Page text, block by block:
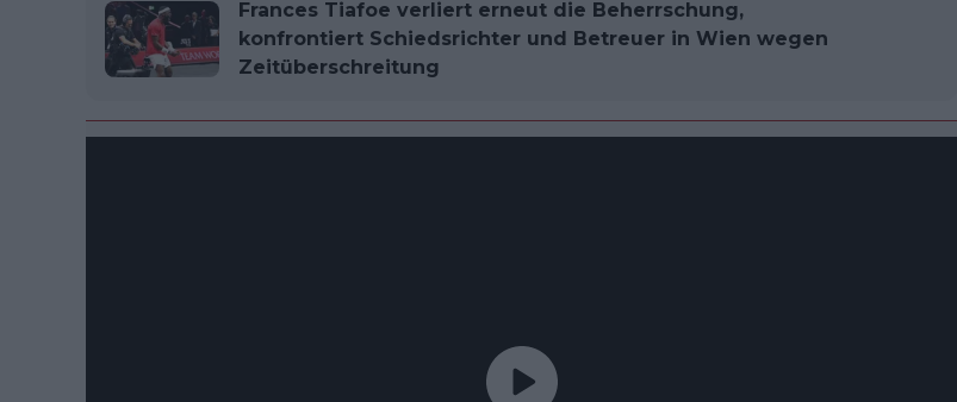
Frances Tiafoe verliert erneut die Beherrschung,
konfrontiert Schiedsrichter und Betreuer in Wien wegen
Zeitüberschreitung